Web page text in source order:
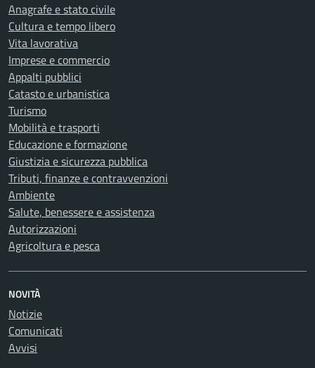
Anagrafe e stato civile
Cultura e tempo libero
Vita lavorativa
Imprese e commercio
Appalti pubblici
Catasto e urbanistica
Turismo
Mobilità e trasporti
Educazione e formazione
Giustizia e sicurezza pubblica
Tributi, finanze e contravvenzioni
Ambiente
Salute, benessere e assistenza
Autorizzazioni
Agricoltura e pesca
NOVITÀ
Notizie
Comunicati
Avvisi